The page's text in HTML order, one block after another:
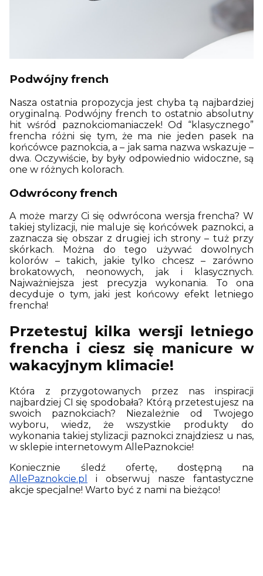
Podwójny french
Nasza ostatnia propozycja jest chyba tą najbardziej
oryginalną. Podwójny french to ostatnio absolutny
hit wśród paznokciomaniaczek! Od “klasycznego”
frencha różni się tym, że ma nie jeden pasek na
końcówce paznokcia, a – jak sama nazwa wskazuje –
dwa. Oczywiście, by były odpowiednio widoczne, są
one w różnych kolorach.
Odwrócony french
A może marzy Ci się odwrócona wersja frencha? W
takiej stylizacji, nie maluje się końcówek paznokci, a
zaznacza się obszar z drugiej ich strony – tuż przy
skórkach. Można do tego używać dowolnych
kolorów – takich, jakie tylko chcesz – zarówno
brokatowych, neonowych, jak i klasycznych.
Najważniejsza jest precyzja wykonania. To ona
decyduje o tym, jaki jest końcowy efekt letniego
frencha!
Przetestuj kilka wersji letniego
frencha i ciesz się manicure w
wakacyjnym klimacie!
Która z przygotowanych przez nas inspiracji
najbardziej CI się spodobała? Którą przetestujesz na
swoich paznokciach? Niezależnie od Twojego
wyboru, wiedz, że wszystkie produkty do
wykonania takiej stylizacji paznokci znajdziesz u nas,
w sklepie internetowym AllePaznokcie!
Koniecznie śledź ofertę, dostępną na
AllePaznokcie.pl
i obserwuj nasze fantastyczne
akcje specjalne! Warto być z nami na bieżąco!